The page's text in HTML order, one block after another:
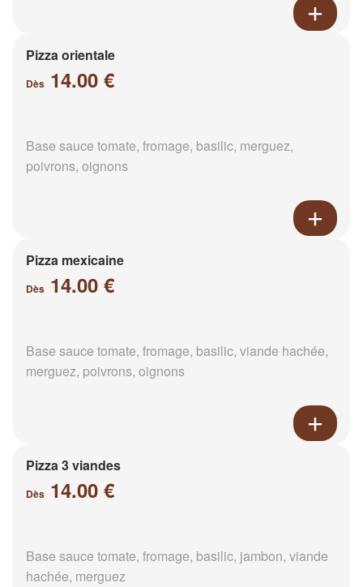
Pizza orientale
Dès 14.00 €
Base sauce tomate, fromage, basilic, merguez,
poivrons, oignons
Pizza mexicaine
Dès 14.00 €
Base sauce tomate, fromage, basilic, viande hachée,
merguez, poivrons, oignons
Pizza 3 viandes
Dès 14.00 €
Base sauce tomate, fromage, basilic, jambon, viande
hachée, merguez